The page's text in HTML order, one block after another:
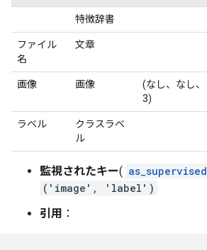
特徴辞書
ファイル
名
文章
画像 画像
(なし、なし、
3)
ラベル
クラスラベ
ル
監視されたキー( as_supervised
('image', 'label')
引用 ：